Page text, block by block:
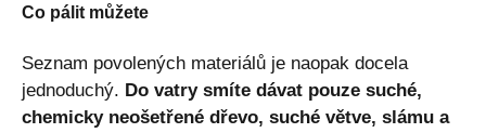
Co pálit můžete
Seznam povolených materiálů je naopak docela
jednoduchý. Do vatry smíte dávat pouze suché,
chemicky neošetřené dřevo, suché větve, slámu a